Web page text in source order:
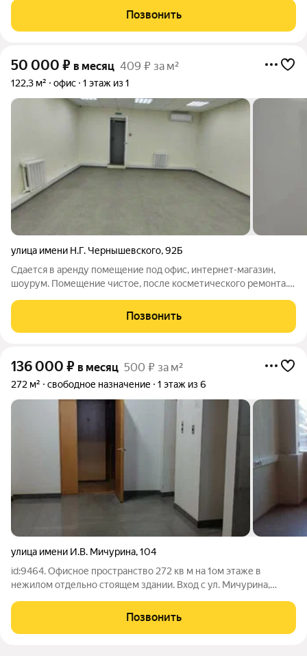
планировка: торговый зал + подсобка + с/у. мощность - 7 кВт
рабочий рекламный
Позвонить
50 000 ₽ в месяц 409 ₽ за м²
122,3 м² офис 1 этаж из 1
улица имени Н.Г. Чернышевского,92Б
Сдается в аренду помещение под офис, интернет-магазин,
шоурум. Помещение чистое, после косметического ремонта.
состоит из отдельных кабинетов плюс помещение под склад
30 кв.м. с отдельным входом.
Позвонить
136 000 ₽ в месяц 500 ₽ за м²
272 м² свободное назначение 1 этаж из 6
улица имени И.В. Мичурина,104
id:9464. Офисное пространство 272 кв м на 1ом этаже в
нежилом отдельно стоящем здании. Вход с ул. Мичурина,
характеристики: кабинетная система, но перегородки между
комнатами могут быть демонтированы.
Позвонить